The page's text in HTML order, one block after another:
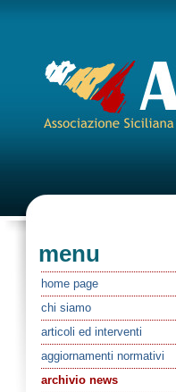
menu
home page
chi siamo
articoli ed interventi
aggiornamenti normativi
archivio news